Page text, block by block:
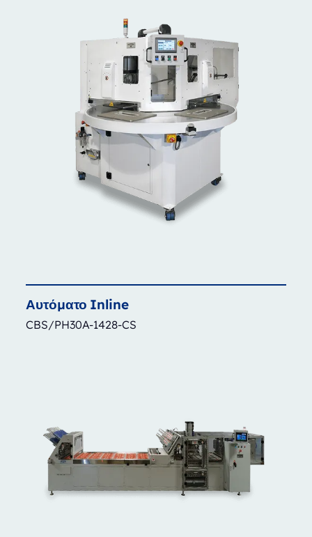
Αυτόματο Inline
CBS/PH30A-1428-CS